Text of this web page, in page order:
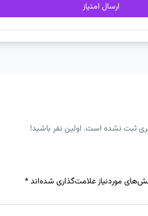
ارسال امتیاز
ثبت نشده است. اولین نفر باشید!
موردنیاز علامت‌گذاری شده‌اند*